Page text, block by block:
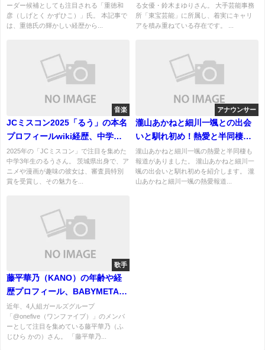
ーダー候補としても注目される「重徳和
彦（しげとく かずひこ）」氏。 本記事で
は、重徳氏の輝かしい経歴から...
る女優・鈴木まゆりさん。 大手芸能事務
所「東宝芸能」に所属し、着実にキャリ
アを積み重ねている存在です。 ...
音楽
JCミスコン2025「るう」の本名
プロフィールwiki経歴、中学校
どこ？コンテスト参加の動機と
成果！
2025年の「JCミスコン」で注目を集めた
中学3年生のるうさん。 茨城県出身で、ア
ニメや漫画が趣味の彼女は、審査員特別
賞を受賞し、その魅力を...
アナウンサー
瀧山あかねと細川一颯との出会
いと馴れ初め！熱愛と半同棲が
発覚も認める！
瀧山あかねと細川一颯の熱愛と半同棲も
報道がありました。 瀧山あかねと細川一
颯の出会いと馴れ初めを紹介します。 瀧
山あかねと細川一颯の熱愛報道...
歌手
藤平華乃（KANO）の年齢や経
歴プロフィール、BABYMETAL
との関係まで徹底解説！
近年、4人組ガールズグループ
「@onefive（ワンファイブ）」のメンバ
ーとして注目を集めている藤平華乃（ふ
じひら かの）さん。 「藤平華乃...